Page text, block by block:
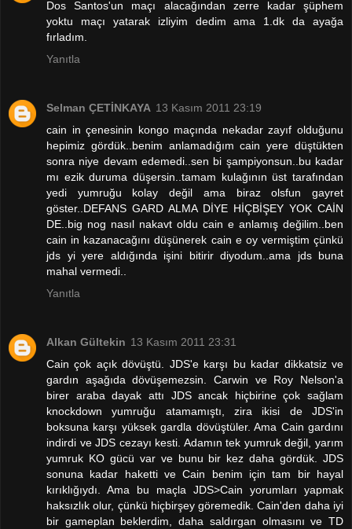
Dos Santos'un maçı alacağından zerre kadar şüphem
yoktu maçı yatarak izliyim dedim ama 1.dk da ayağa
fırladım.
Yanıtla
Selman ÇETİNKAYA 13 Kasım 2011 23:19
cain in çenesinin kongo maçında nekadar zayıf olduğunu
hepimiz gördük..benim anlamadığım cain yere düştükten
sonra niye devam edemedi..sen bi şampiyonsun..bu kadar
mı ezik duruma düşersin..tamam kulağının üst tarafından
yedi yumruğu kolay değil ama biraz olsfun gayret
göster..DEFANS GARD ALMA DİYE HİÇBİŞEY YOK CAİN
DE..big nog nasıl nakavt oldu cain e anlamış değilim..ben
cain in kazanacağını düşünerek cain e oy vermiştim çünkü
jds yi yere aldığında işini bitirir diyodum..ama jds buna
mahal vermedi..
Yanıtla
Alkan Gültekin 13 Kasım 2011 23:31
Cain çok açık dövüştü. JDS'e karşı bu kadar dikkatsiz ve
gardın aşağıda dövüşemezsin. Carwin ve Roy Nelson'a
birer araba dayak attı JDS ancak hiçbirine çok sağlam
knockdown yumruğu atamamıştı, zira ikisi de JDS'in
boksuna karşı yüksek gardla dövüştüler. Ama Cain gardını
indirdi ve JDS cezayı kesti. Adamın tek yumruk değil, yarım
yumruk KO gücü var ve bunu bir kez daha gördük. JDS
sonuna kadar haketti ve Cain benim için tam bir hayal
kırıklığıydı. Ama bu maçla JDS>Cain yorumları yapmak
haksızlık olur, çünkü hiçbirşey göremedik. Cain'den daha iyi
bir gameplan beklerdim, daha saldırgan olmasını ve TD